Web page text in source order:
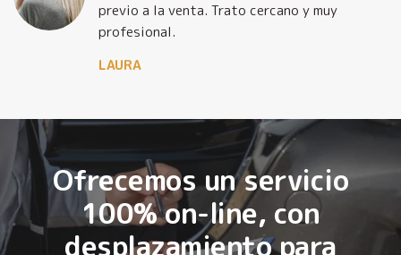
previo a la venta. Trato cercano y muy
profesional.
LAURA
Ofrecemos un servicio
100% on-line, con
desplazamiento para